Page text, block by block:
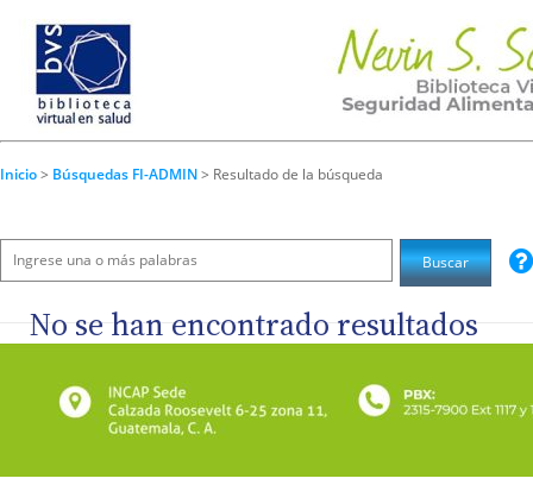
Inicio> Búsquedas FI-ADMIN> Resultado de la búsqueda
No se han encontrado resultados